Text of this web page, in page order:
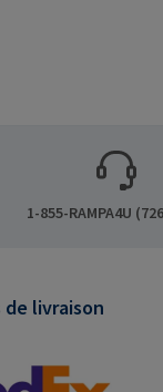
1-855-RAMPA4U
de livraison